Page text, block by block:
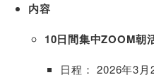
内容
10日間集中ZOOM朝
日程： 2026年3